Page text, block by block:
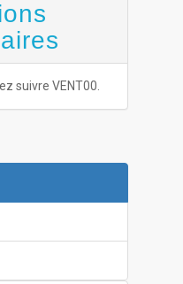
suivre VENT00.